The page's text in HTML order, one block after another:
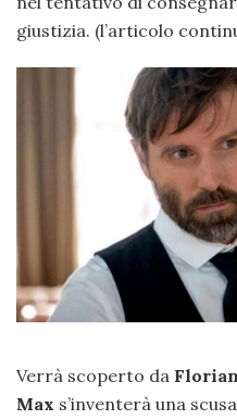
giustizia. (l’articolo
Verrà scoperto da Florian
Max s’inventerà una